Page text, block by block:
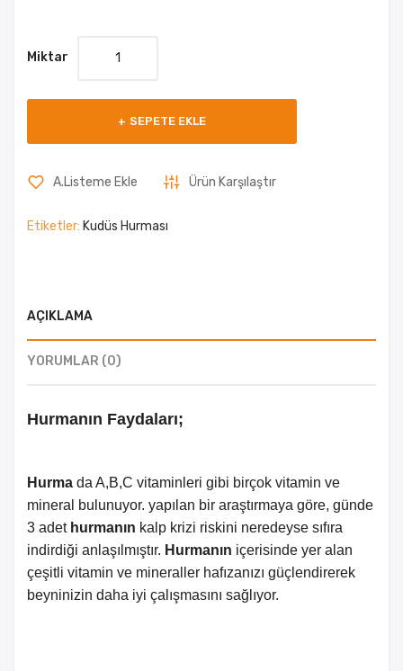
Miktar
SEPETE EKLE
A.Listeme Ekle Ürün Karşılaştır
Etiketler: Kudüs Hurması
AÇIKLAMA
YORUMLAR (0)
Hurmanın Faydaları;
Hurma da A,B,C vitaminleri gibi birçok vitamin ve
mineral bulunuyor. yapılan bir araştırmaya göre, günde
3 adet hurmanın kalp krizi riskini neredeyse sıfıra
indirdiği anlaşılmıştır. Hurmanın içerisinde yer alan
çeşitli vitamin ve mineraller hafızanızı güçlendirerek
beyninizin daha iyi çalışmasını sağlıyor.